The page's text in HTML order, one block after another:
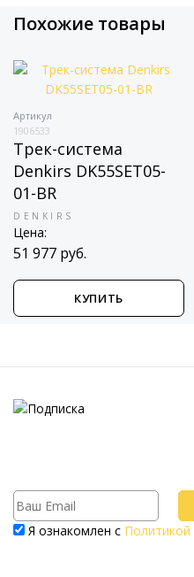
Похожие товары
Артикул
1906533
Трек-система
Denkirs DK55SET05-
01-BR
DENKIRS
Цена:
51 977 руб.
КУПИТЬ
Я ознакомлен с Политикой